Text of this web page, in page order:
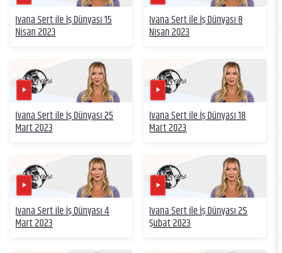
Ivana Sert ile İş Dünyası 15
Nisan 2023
Ivana Sert ile İş Dünyası 8
Nisan 2023
Ivana Sert ile İş Dünyası 25
Mart 2023
Ivana Sert ile İş Dünyası 18
Mart 2023
Ivana Sert ile İş Dünyası 4
Mart 2023
Ivana Sert ile İş Dünyası 25
Şubat 2023